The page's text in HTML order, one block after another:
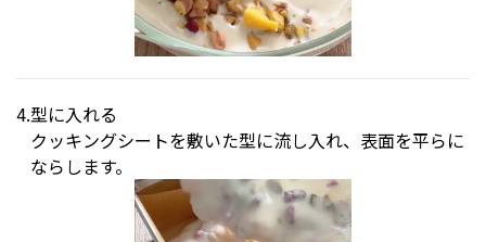
型に入れる
クッキングシートを敷いた型に流し入れ、表面を平らに
ならします。